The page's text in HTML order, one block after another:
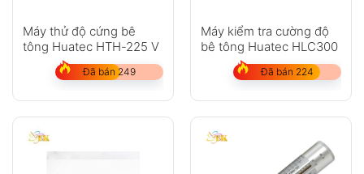
Máy thử độ cứng bê
tông Huatec HTH-225 V
Đã bán 249
Máy kiểm tra cường độ
bê tông Huatec HLC300
Đã bán 224